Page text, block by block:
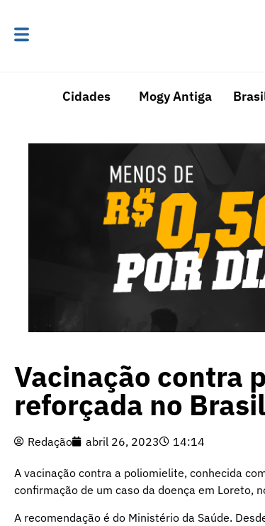
Cidades Mogy Antiga
Vacinação contra
reforçada no Brasil
Redação abril 26, 2023 14:14
A vacinação contra a poliomielite, conhecida
confirmação de um caso da doença em Loreto,
A recomendação é do Ministério da Saúde.